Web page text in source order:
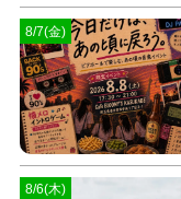
8/7(金)
8/6(木)